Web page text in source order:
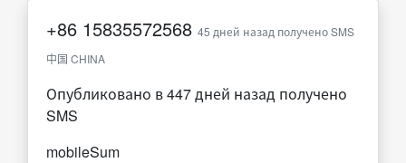
+86 15835572568 45 дней назад получено SMS
中国 CHINA
Опубликовано в 447 дней назад получено
SMS
mobileSum